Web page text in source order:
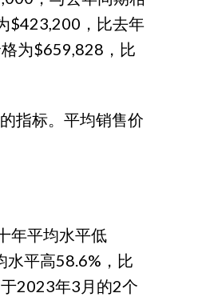
$423,200，比去年
为$659,828，比
指标。平均销售价
年平均水平低
水平高58.6%，比
2023年3月的2个